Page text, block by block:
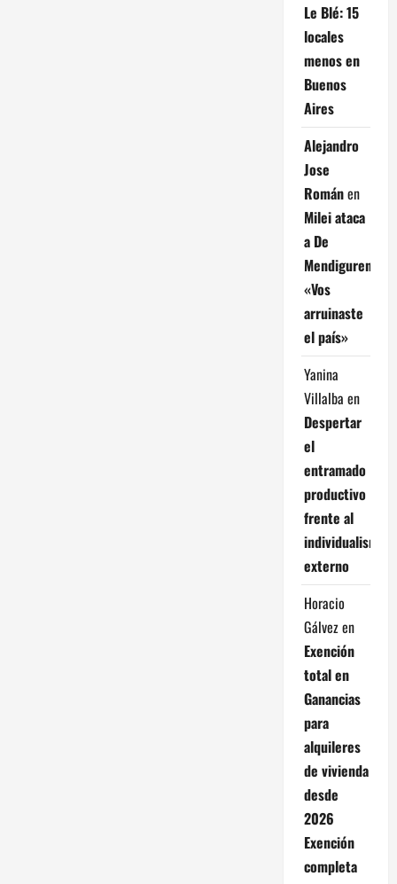
Le Blé: 15
locales
menos en
Buenos
Aires
Alejandro
Jose
Románen
Milei ataca
a De
Mendiguren:
«Vos
arruinaste
el país»
Yanina
Villalba en
Despertar
el
entramado
productivo
frente al
individualismo
externo
Horacio
Gálvezen
Exención
total en
Ganancias
para
alquileres
de vivienda
desde
2026
Exención
completa